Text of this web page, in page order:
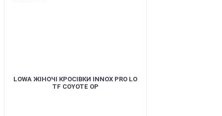
LOWA ЖІНОЧІ КРОСІВКИ INNOX PRO LO
TF COYOTE OP